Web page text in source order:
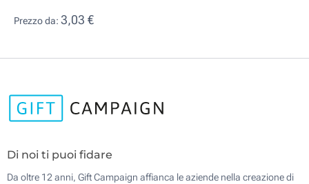
Prezzo da: 3,03 €
Di noi ti puoi fidare
Da oltre 12 anni, Gift Campaign affianca le aziende nella creazione di